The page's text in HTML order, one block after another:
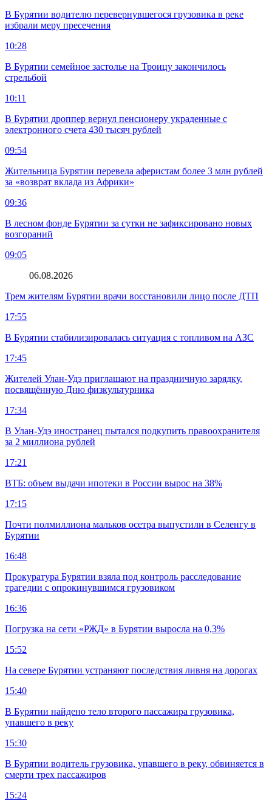
В Бурятии водителю перевернувшегося грузовика в реке
избрали меру пресечения
10:28
В Бурятии семейное застолье на Троицу закончилось
стрельбой
10:11
В Бурятии дроппер вернул пенсионеру украденные с
электронного счета 430 тысяч рублей
09:54
Жительница Бурятии перевела аферистам более 3 млн рублей
за «возврат вклада из Африки»
09:36
В лесном фонде Бурятии за сутки не зафиксировано новых
возгораний
09:05
06.08.2026
Трем жителям Бурятии врачи восстановили лицо после ДТП
17:55
В Бурятии стабилизировалась ситуация с топливом на АЗС
17:45
Жителей Улан-Удэ приглашают на праздничную зарядку,
посвящённую Дню физкультурника
17:34
В Улан-Удэ иностранец пытался подкупить правоохранителя
за 2 миллиона рублей
17:21
ВТБ: объем выдачи ипотеки в России вырос на 38%
17:15
Почти полмиллиона мальков осетра выпустили в Селенгу в
Бурятии
16:48
Прокуратура Бурятии взяла под контроль расследование
трагедии с опрокинувшимся грузовиком
16:36
Погрузка на сети «РЖД» в Бурятии выросла на 0,3%
15:52
На севере Бурятии устраняют последствия ливня на дорогах
15:40
В Бурятии найдено тело второго пассажира грузовика,
упавшего в реку
15:30
В Бурятии водитель грузовика, упавшего в реку, обвиняется в
смерти трех пассажиров
15:24